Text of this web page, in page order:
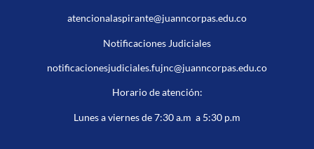
atencionalaspirante@juanncorpas.edu.co
Notificaciones Judiciales
notificacionesjudiciales.fujnc@juanncorpas.edu.co
Horario de atención:
Lunes a viernes de 7:30 a.m a 5:30 p.m